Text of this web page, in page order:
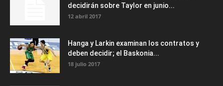
decidirán sobre Taylor en junio...
12 abril 2017
Hanga y Larkin examinan los contratos y
deben decidir; el Baskonia...
18 julio 2017